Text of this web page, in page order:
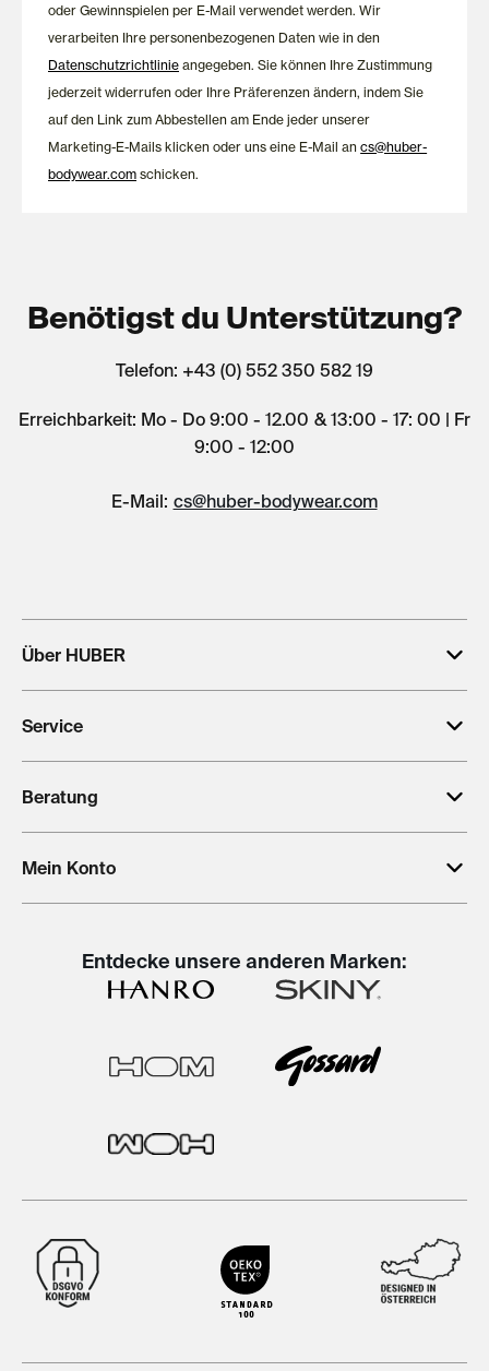
oder Gewinnspielen per E-Mail verwendet werden. Wir
verarbeiten Ihre personenbezogenen Daten wie in den
Datenschutzrichtlinie angegeben. Sie können Ihre Zustimmung
jederzeit widerrufen oder Ihre Präferenzen ändern, indem Sie
auf den Link zum Abbestellen am Ende jeder unserer
Marketing-E-Mails klicken oder uns eine E-Mail ancs@huber-
bodywear.com schicken.
Benötigst du Unterstützung?
Telefon: +43 (0) 552 350 582 19
Erreichbarkeit: Mo - Do 9:00 - 12.00 & 13:00 - 17: 00 | Fr
9:00 - 12:00
E-Mail: cs@huber-bodywear.com
Über HUBER
Service
Beratung
Mein Konto
Entdecke unsere anderen Marken: